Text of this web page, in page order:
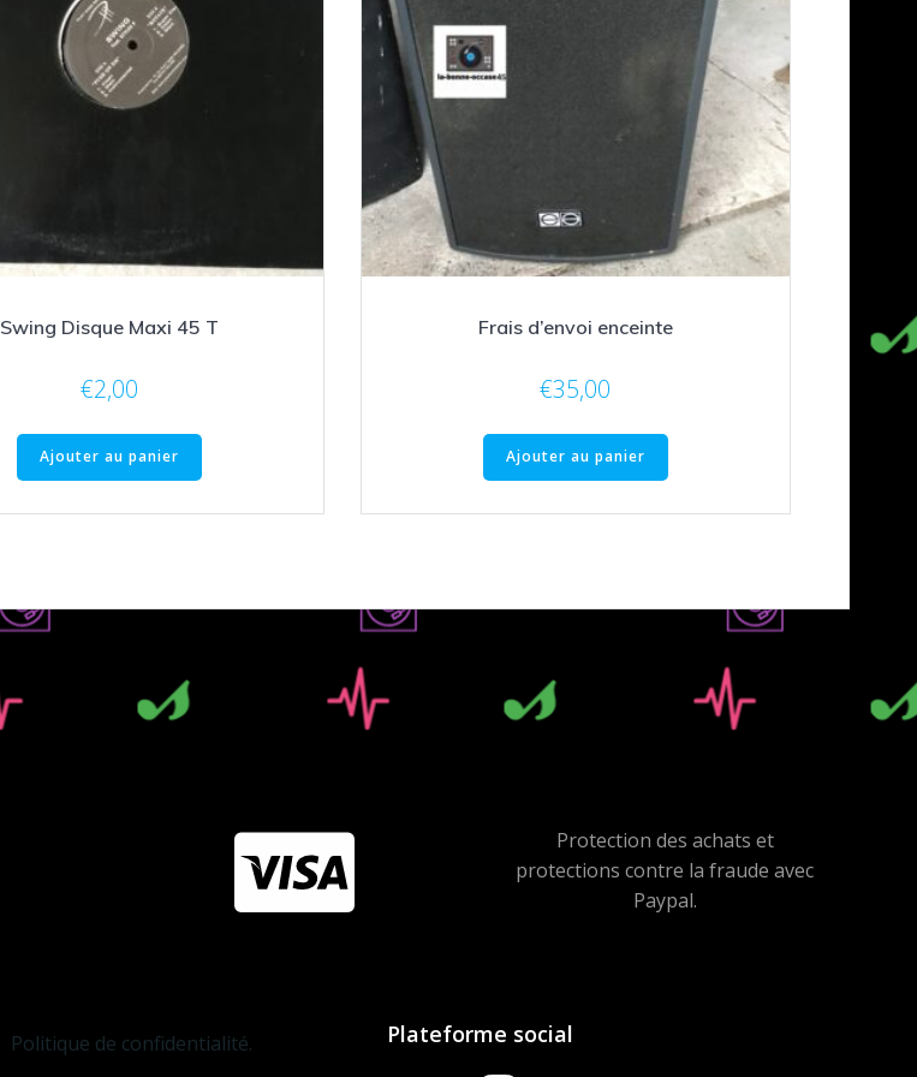
Swing Disque Maxi 45 T
€2,00
Ajouter au panier
Frais d’envoi enceinte
€35,00
Ajouter au panier
Protection des achats et
protections contre la fraude avec
Paypal.
Politique de confidentialité. Plateforme social